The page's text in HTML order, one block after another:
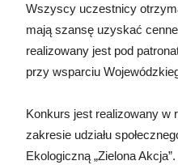
Wszyscy uczestnicy
mają szansę uzyskać
realizowany jest pod
przy wsparciu
Konkurs jest realizowany w
zakresie udziału
Ekologiczną „Zielona Akcja”.